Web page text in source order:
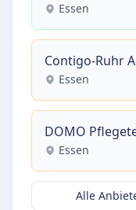
Essen
Contigo-Ruhr
Essen
DOMO
Essen
Alle